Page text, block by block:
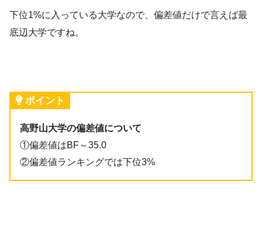
下位1%に入っている大学なので、偏差値だけで言えば最
底辺大学ですね。
ポイント
高野山大学の偏差値について
①偏差値はBF～35.0
②偏差値ランキングでは下位3%